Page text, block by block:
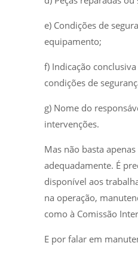
e) Condições de
equipamento;
f) Indicação
condições de
g) Nome do
intervenções.
Mas não basta
adequadamente. É
disponível aos
na operação,
como à Comissão
E por falar em